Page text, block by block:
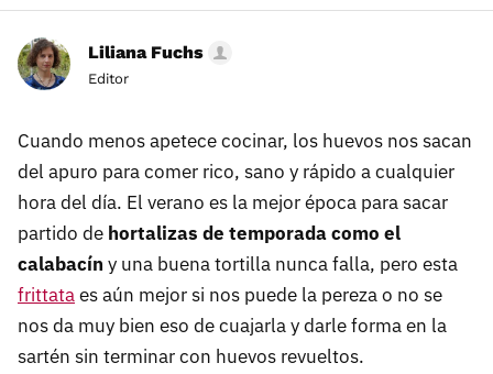
Liliana Fuchs
Editor
Cuando menos apetece cocinar, los huevos nos sacan
del apuro para comer rico, sano y rápido a cualquier
hora del día. El verano es la mejor época para sacar
partido de hortalizas de temporada como el
calabacín y una buena tortilla nunca falla, pero esta
frittataes aún mejor si nos puede la pereza o no se
nos da muy bien eso de cuajarla y darle forma en la
sartén sin terminar con huevos revueltos.